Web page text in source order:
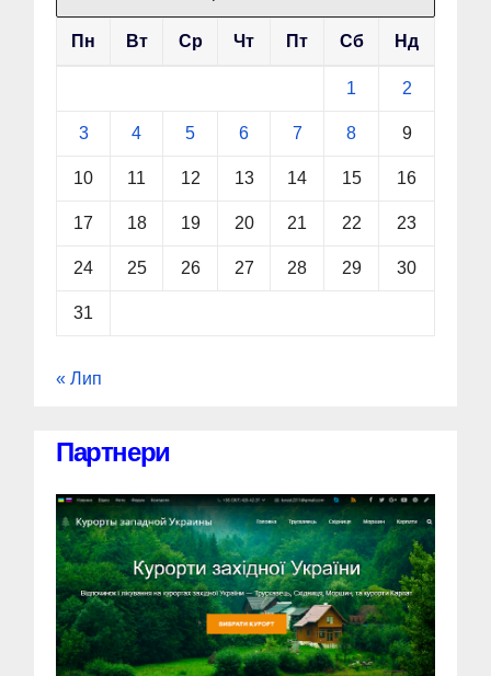
Пн Вт Ср Чт Пт Сб Нд
1 2
3 4 5 6 7 8 9
10 11 12 13 14 15 16
17 18 19 20 21 22 23
24 25 26 27 28 29 30
31
« Лип
Партнери